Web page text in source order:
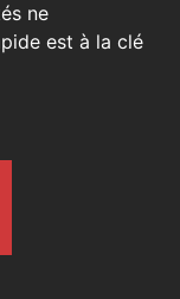
ne
est à la clé